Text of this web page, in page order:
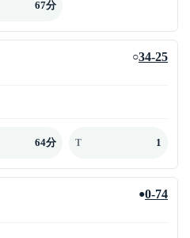
67分
○34-25
64分 T 1
●0-74